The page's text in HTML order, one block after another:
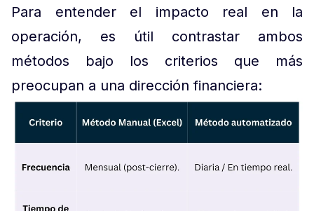
Para entender el impacto real en la
operación, es útil contrastar ambos
métodos bajo los criterios que más
preocupan a una dirección financiera: